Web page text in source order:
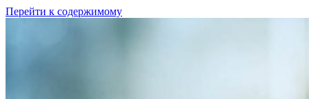
Перейти к содержимому